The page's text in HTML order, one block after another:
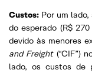
Custos: Por um
do esperado (R$
devido às menores
and Freight(“CIF”)
lado, os custos de